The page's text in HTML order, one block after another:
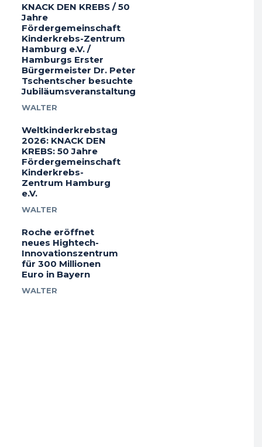
KNACK DEN KREBS / 50
Jahre
Fördergemeinschaft
Kinderkrebs-Zentrum
Hamburg e.V. /
Hamburgs Erster
Bürgermeister Dr. Peter
Tschentscher besuchte
Jubiläumsveranstaltung
WALTER
Weltkinderkrebstag
2026: KNACK DEN
KREBS: 50 Jahre
Fördergemeinschaft
Kinderkrebs-
Zentrum Hamburg
e.V.
WALTER
Roche eröffnet
neues Hightech-
Innovationszentrum
für 300 Millionen
Euro in Bayern
WALTER